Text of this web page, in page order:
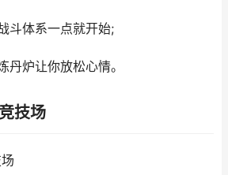
斗体系一点就开始;
丹炉让你放松心情。
技场